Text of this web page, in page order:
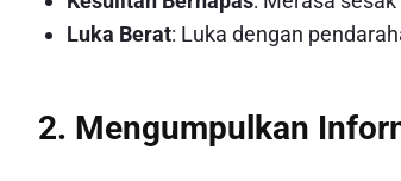
Luka Berat: Luka dengan
2. Mengumpulkan